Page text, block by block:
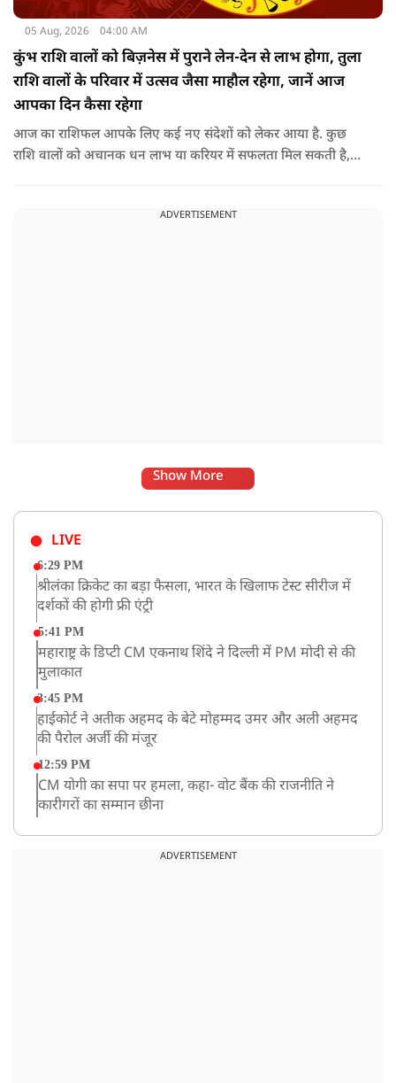
05 Aug, 2026 04:00 AM
कुंभ राशि वालों को बिज़नेस में पुराने लेन-देन से लाभ होगा, तुला
राशि वालों के परिवार में उत्सव जैसा माहौल रहेगा, जानें आज
आपका दिन कैसा रहेगा
आज का राशिफल आपके लिए कई नए संदेशों को लेकर आया है. कुछ
राशि वालों को अचानक धन लाभ या करियर में सफलता मिल सकती है,
ADVERTISEMENT
Show More
LIVE
6:29 PM
श्रीलंका क्रिकेट का बड़ा फैसला, भारत के खिलाफ टेस्ट सीरीज में
दर्शकों की होगी फ्री एंट्री
5:41 PM
महाराष्ट्र के डिप्टी CM एकनाथ शिंदे ने दिल्ली में PM मोदी से की
मुलाकात
3:45 PM
हाईकोर्ट ने अतीक अहमद के बेटे मोहम्मद उमर और अली अहमद
की पैरोल अर्जी की मंजूर
12:59 PM
CM योगी का सपा पर हमला, कहा- वोट बैंक की राजनीति ने
कारीगरों का सम्मान छीना
रांची में अनशनकारी राहुल की तबीयत बिगड़ी! अस्पताल में कराया
ADVERTISEMENT